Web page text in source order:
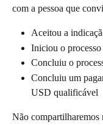
com a pessoa que
Aceitou a
Iniciou o processo
Concluiu o
Concluiu um
USD qualificável
Não compartilharemos